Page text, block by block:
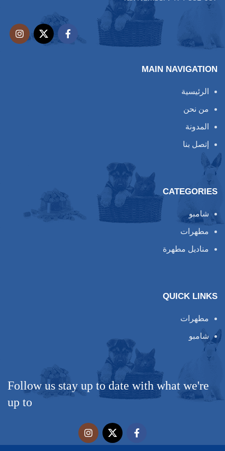
قابلة للتحلل
خالٍ من القسوة وصديق
للنباتيين
MAIN NAVIGATION
الرئيسية
من نحن
المدونة
إتصل بنا
CATEGORIES
شامبو
مطهرات
مناديل مطهرة
QUICK LINKS
مطهرات
شامبو
Follow us stay up to date with what we're
up to